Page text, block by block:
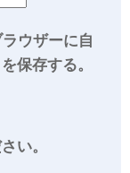
ウザーに自
保存する。
い。